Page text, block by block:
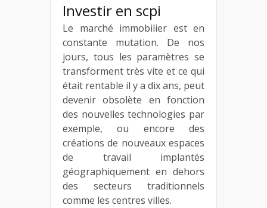
Investir en scpi
Le marché immobilier est en
constante mutation. De nos
jours, tous les paramètres se
transforment très vite et ce qui
était rentable il y a dix ans, peut
devenir obsolète en fonction
des nouvelles technologies par
exemple, ou encore des
créations de nouveaux espaces
de travail implantés
géographiquement en dehors
des secteurs traditionnels
comme les centres villes.